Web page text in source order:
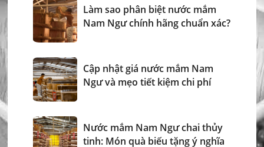
Làm sao phân biệt nước mắm
Nam Ngư chính hãng chuẩn xác?
Cập nhật giá nước mắm Nam
Ngư và mẹo tiết kiệm chi phí
Nước mắm Nam Ngư chai thủy
tinh: Món quà biếu tặng ý nghĩa